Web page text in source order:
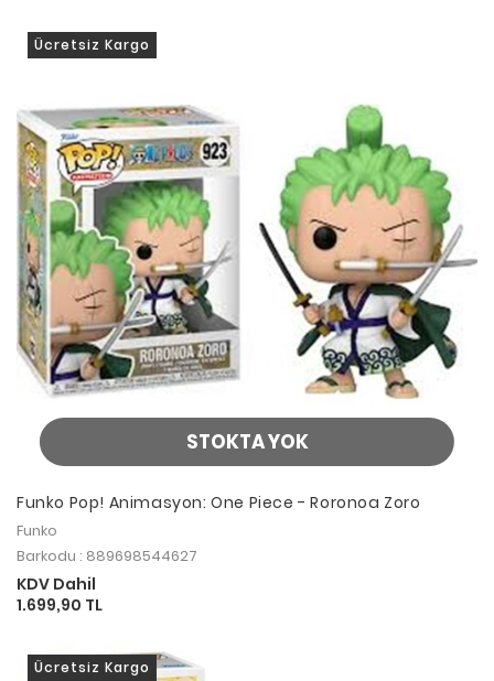
STOKTA YOK
Ücretsiz Kargo
Funko Pop! Animasyon: One Piece - Roronoa Zoro
Funko
Barkodu : 889698544627
KDV Dahil
1.699,90 TL
Ücretsiz Kargo